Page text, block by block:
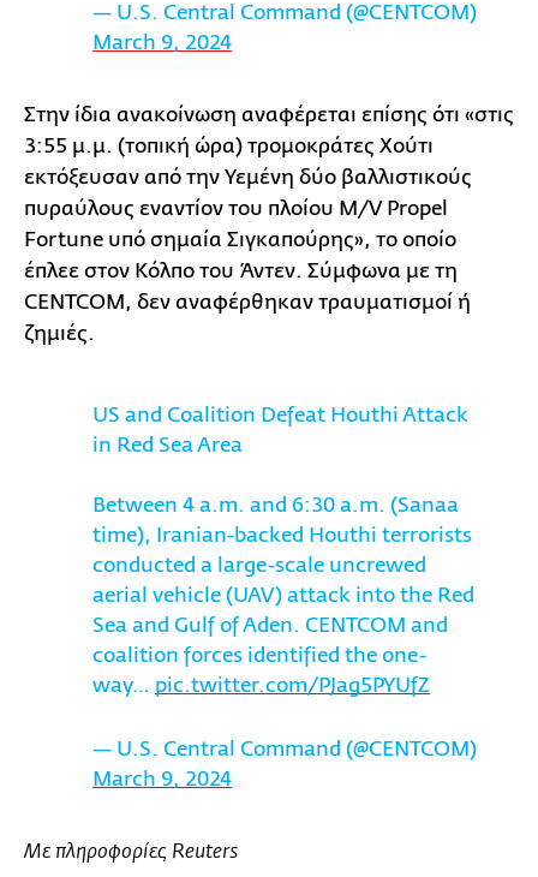
— U.S. Central Command (@CENTCOM)
March 9, 2024
Στην ίδια ανακοίνωση αναφέρεται επίσης ότι «στις
3:55 μ.μ. (τοπική ώρα) τρομοκράτες Χούτι
εκτόξευσαν από την Υεμένη δύο βαλλιστικούς
πυραύλους εναντίον του πλοίου M/V Propel
Fortune υπό σημαία Σιγκαπούρης», το οποίο
έπλεε στον Κόλπο του Άντεν. Σύμφωνα με τη
CENTCOM, δεν αναφέρθηκαν τραυματισμοί ή
ζημιές.
US and Coalition Defeat Houthi Attack
in Red Sea Area
Between 4 a.m. and 6:30 a.m. (Sanaa
time), Iranian-backed Houthi terrorists
conducted a large-scale uncrewed
aerial vehicle (UAV) attack into the Red
Sea and Gulf of Aden. CENTCOM and
coalition forces identified the one-
way… pic.twitter.com/PJag5PYUfZ
— U.S. Central Command (@CENTCOM)
March 9, 2024
Με πληροφορίες Reuters